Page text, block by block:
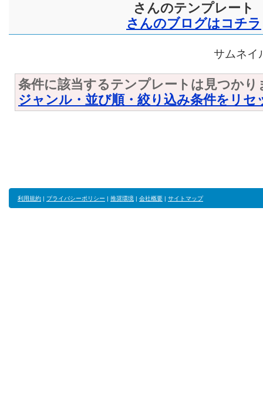
さんのテンプレート
さんのブログはコチラ
サムネイ
条件に該当するテンプレートは見つかり
ジャンル・並び順・絞り込み条件をリセ
利用規約 | プライバシーポリシー | 推奨環境 | 会社概要 | サイトマップ